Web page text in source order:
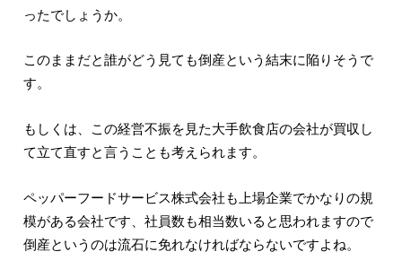
ったでしょうか。
このままだと誰がどう見ても倒産という結末に陥りそうで
す。
もしくは、この経営不振を見た大手飲食店の会社が買収し
て立て直すと言うことも考えられます。
ペッパーフードサービス株式会社も上場企業でかなりの規
模がある会社です、社員数も相当数いると思われますので
倒産というのは流石に免れなければならないですよね。